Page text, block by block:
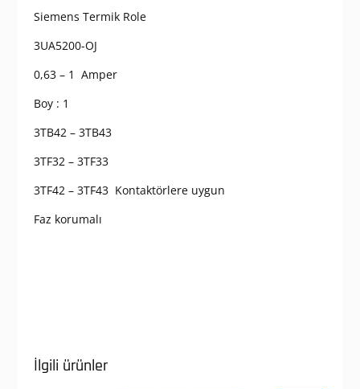
Siemens Termik Role
3UA5200-OJ
0,63 – 1 Amper
Boy : 1
3TB42 – 3TB43
3TF32 – 3TF33
3TF42 – 3TF43 Kontaktörlere uygun
Faz korumalı
İlgili ürünler